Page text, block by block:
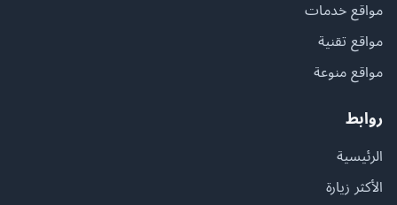
مواقع خدمات
مواقع تقنية
مواقع منوعة
روابط
الرئيسية
الأكثر زيارة